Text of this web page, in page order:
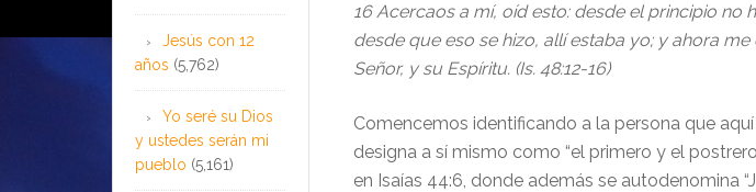
16 Acercaos a mí, oíd esto: desde el principio no
desde que eso se hizo, allí estaba yo; y ahora
Señor, y su Espíritu. (Is. 48:12-16)
Comencemos identificando a la persona que
designa a sí mismo como “el primero y el
en Isaías 44:6, donde además se autodenomina
Jesús con 12
años (5,762)
Yo seré su Dios
y ustedes serán mi
pueblo (5,161)